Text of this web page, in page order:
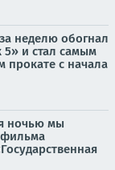
неделю обогнал
и стал самым
с начала
ночью мы
фильма